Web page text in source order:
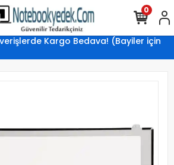
Kargo Bedava! (Bayiler için
0